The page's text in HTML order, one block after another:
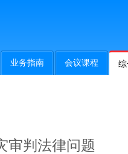
业务指南 会议课程
审判法律问题